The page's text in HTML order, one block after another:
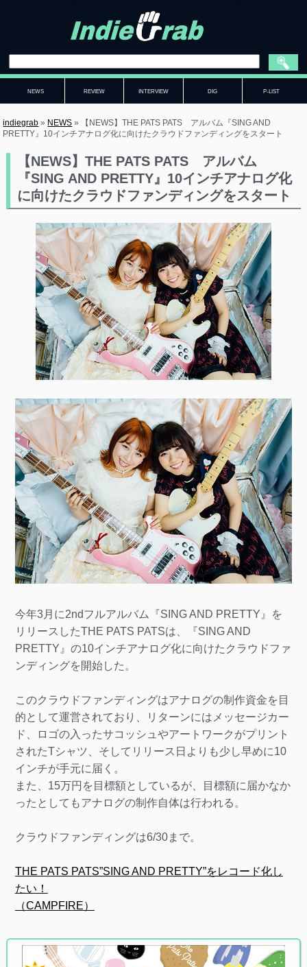
NEWS REVIEW INTERVIEW DIG P-LIST
indiegrab » NEWS »
【NEWS】THE PATS PATS アルバム『SING AND
PRETTY』10インチアナログ化に向けたクラウドファンディングをスタート
【NEWS】THE PATS PATS アルバム
『SING AND PRETTY』10インチアナログ化
に向けたクラウドファンディングをスタート
今年3月に2ndフルアルバム『SING AND PRETTY』を
リリースしたTHE PATS PATSは、『SING AND
PRETTY』の10インチアナログ化に向けたクラウドファ
ンディングを開始した。
このクラウドファンディングはアナログの制作資金を目
的として運営されており、リターンにはメッセージカー
ド、ロゴの入ったサコッシュやアートワークがプリント
されたTシャツ、そしてリリース日よりも少し早めに10
インチが手元に届く。
また、15万円を目標額としているが、目標額に届かなか
ったとしてもアナログの制作自体は行われる。
クラウドファンディングは6/30まで。
THE PATS PATS”SING AND PRETTY”をレコード化し
たい！
（CAMPFIRE）